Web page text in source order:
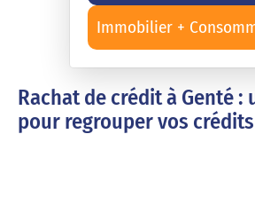
Immobilier +
Rachat de crédit à Genté
pour regrouper vos crédits